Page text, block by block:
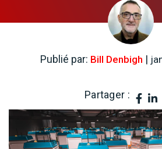
Publié par: Bill Denbigh |
Partager :